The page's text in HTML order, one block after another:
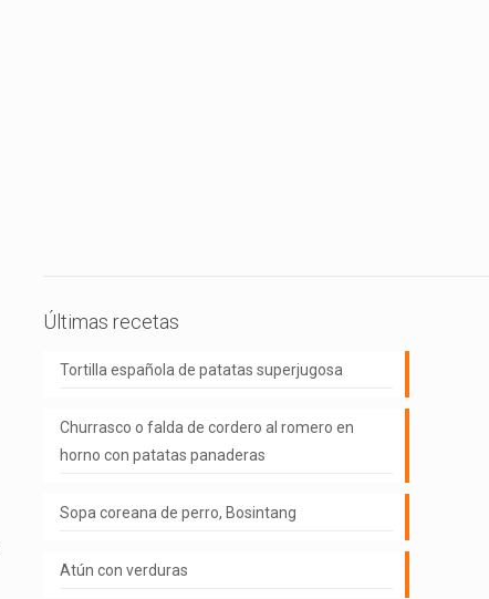
Últimas recetas
Tortilla española de patatas superjugosa
Churrasco o falda de cordero al romero en
horno con patatas panaderas
Sopa coreana de perro, Bosintang
Atún con verduras